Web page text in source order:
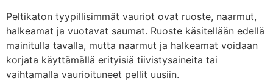
Peltikaton tyypillisimmät vauriot ovat ruoste, naarmut,
halkeamat ja vuotavat saumat. Ruoste käsitellään edellä
mainitulla tavalla, mutta naarmut ja halkeamat voidaan
korjata käyttämällä erityisiä tiivistysaineita tai
vaihtamalla vaurioituneet pellit uusiin.